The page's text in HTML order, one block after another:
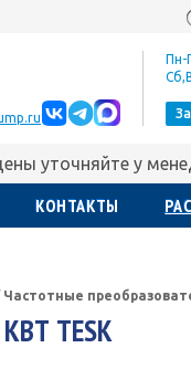
Пн-
уточняйте у
КОНТАКТЫ
Частотные
TESK